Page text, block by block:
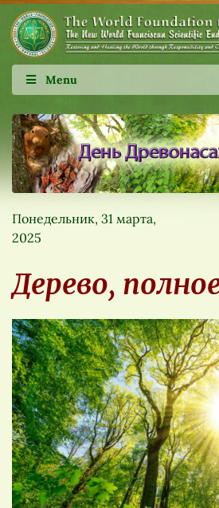
Menu
Понедельник, 31 марта,
2025
Дерево,